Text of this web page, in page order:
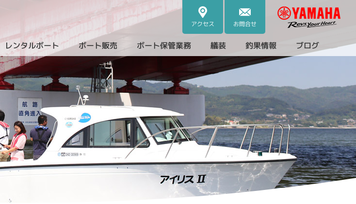
アクセス お問合せ
（ザ・ヴィラ・浜名湖）
レンタルボート
（クルーザーレンタル）
ボート販売 ボート保管業務 艤装 釣果情報 ブログ